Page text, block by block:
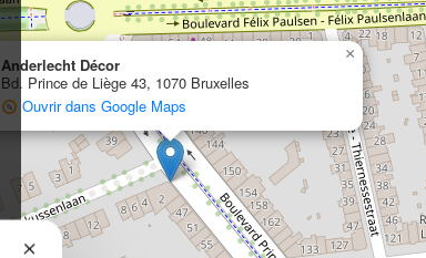
Anderlecht Décor
Bd. Prince de Liège 43, 1070 Bruxelles
Ouvrir dans Google Maps
×
×